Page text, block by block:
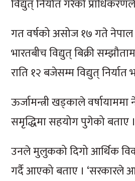
विद्युत् निर्यात गरेको
गत वर्षको असोज १७ गते नेपाल
भारतबीच विद्युत् बिक्री
राति १२ बजेसम्म विद्युत् निर्यात
ऊर्जामन्त्री खड्काले
समृद्धिमा सहयोग पुगेको बताए
उनले मुलुकको दिगो आर्थिक
गर्दै आएको बताए । ‘सरकारले